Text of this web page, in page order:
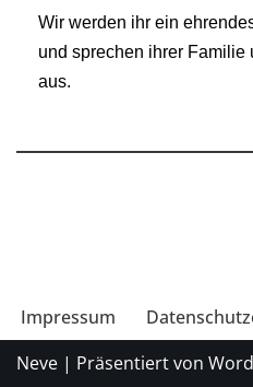
Wir werden ihr ein
und sprechen ihrer Familie
aus.
Impressum
Neve | Präsentiert von